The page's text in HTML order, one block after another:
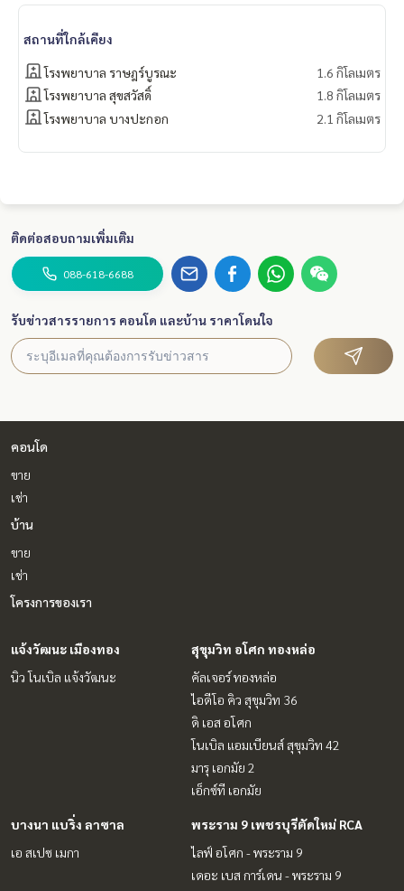
สถานที่ใกล้เคียง
โรงพยาบาล ราษฎร์บูรณะ
1.6 กิโลเมตร
โรงพยาบาล สุขสวัสดิ์
1.8 กิโลเมตร
โรงพยาบาล บางปะกอก
2.1 กิโลเมตร
ติดต่อสอบถามเพิ่มเติม
088-618-6688
รับข่าวสารรายการ คอนโด และบ้าน ราคาโดนใจ
คอนโด
ขาย
เช่า
บ้าน
ขาย
เช่า
โครงการของเรา
แจ้งวัฒนะ เมืองทอง
นิว โนเบิล แจ้งวัฒนะ
สุขุมวิท อโศก ทองหล่อ
คัลเจอร์ ทองหล่อ
ไอดีโอ คิว สุขุมวิท 36
ดิ เอส อโศก
โนเบิล แอมเบียนส์ สุขุมวิท 42
มารุ เอกมัย 2
เอ็กซ์ที เอกมัย
บางนา แบริ่ง ลาซาล
เอ สเปซ เมกา
พระราม 9 เพชรบุรีตัดใหม่ RCA
ไลฟ์ อโศก - พระราม 9
เดอะ เบส การ์เดน - พระราม 9